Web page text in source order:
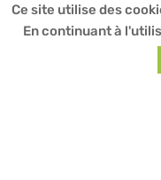
Ce site utilise des
En continuant à